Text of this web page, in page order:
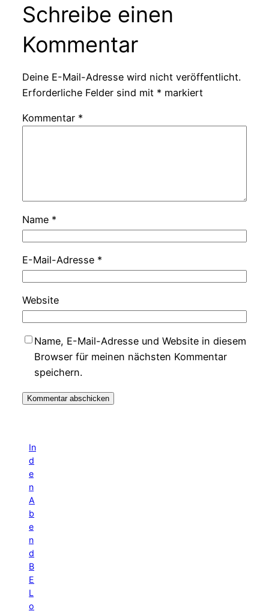
Schreibe einen
Kommentar
Deine E-Mail-Adresse wird nicht veröffentlicht.
Erforderliche Felder sind mit * markiert
Kommentar *
Name *
E-Mail-Adresse *
Website
Name, E-Mail-Adresse und Website in diesem
Browser für meinen nächsten Kommentar
speichern.
In
d
e
n
A
b
e
n
d
B
E
L
o